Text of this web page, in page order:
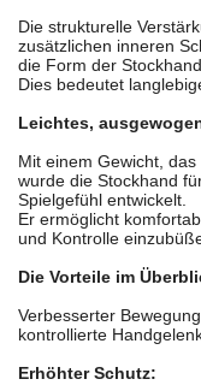
Die strukturelle
zusätzlichen inneren
die Form der
Dies bedeutet
Leichtes,
Mit einem Gewicht,
wurde die Stockhand
Spielgefühl entwickelt.
Er ermöglicht
und Kontrolle
Die Vorteile im
Verbesserter
kontrollierte
Erhöhter Schutz: